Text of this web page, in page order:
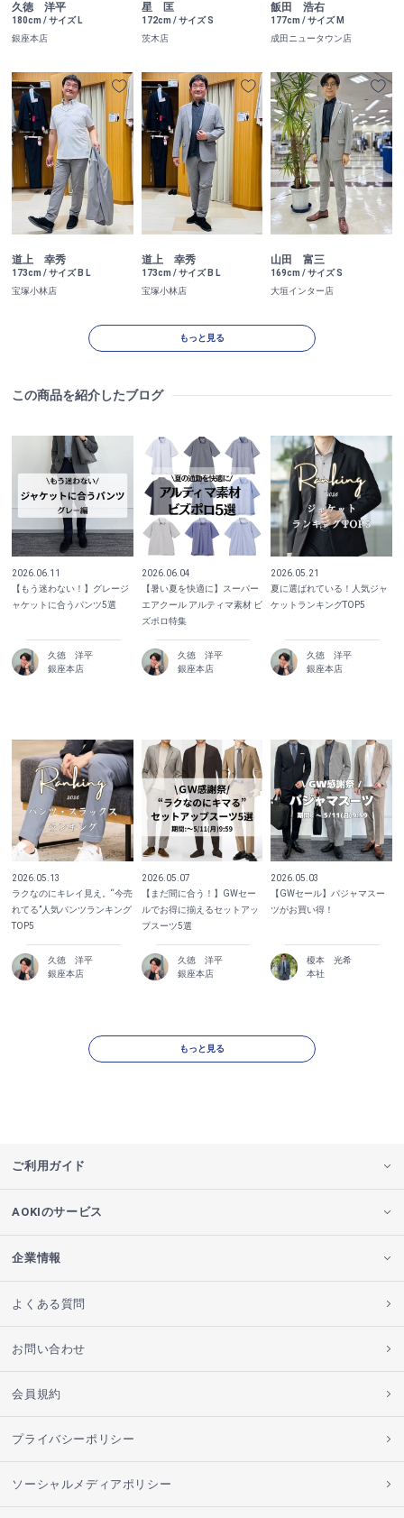
久徳 洋平
180cm / サイズ L
銀座本店
星 匡
172cm / サイズ S
茨木店
飯田 浩右
177cm / サイズ M
成田ニュータウン店
道上 幸秀
173cm / サイズ B L
宝塚小林店
道上 幸秀
173cm / サイズ B L
宝塚小林店
山田 富三
169cm / サイズ S
大垣インター店
もっと見る
この商品を紹介したブログ
2026.06.11
【もう迷わない！】グレージ
ャケットに合うパンツ5選
久徳 洋平
銀座本店
2026.06.04
【暑い夏を快適に】スーパー
エアクール アルティマ素材 ビ
ズポロ特集
久徳 洋平
銀座本店
2026.05.21
夏に選ばれている！人気ジャ
ケットランキングTOP5
久徳 洋平
銀座本店
2026.05.13
ラクなのにキレイ見え。“今売
れてる”人気パンツランキング
TOP5
久徳 洋平
銀座本店
2026.05.07
【まだ間に合う！】GWセー
ルでお得に揃えるセットアッ
プスーツ5選
久徳 洋平
銀座本店
2026.05.03
【GWセール】パジャマスー
ツがお買い得！
榎本 光希
本社
もっと見る
ご利用ガイド
AOKIのサービス
企業情報
よくある質問
お問い合わせ
会員規約
プライバシーポリシー
ソーシャルメディアポリシー